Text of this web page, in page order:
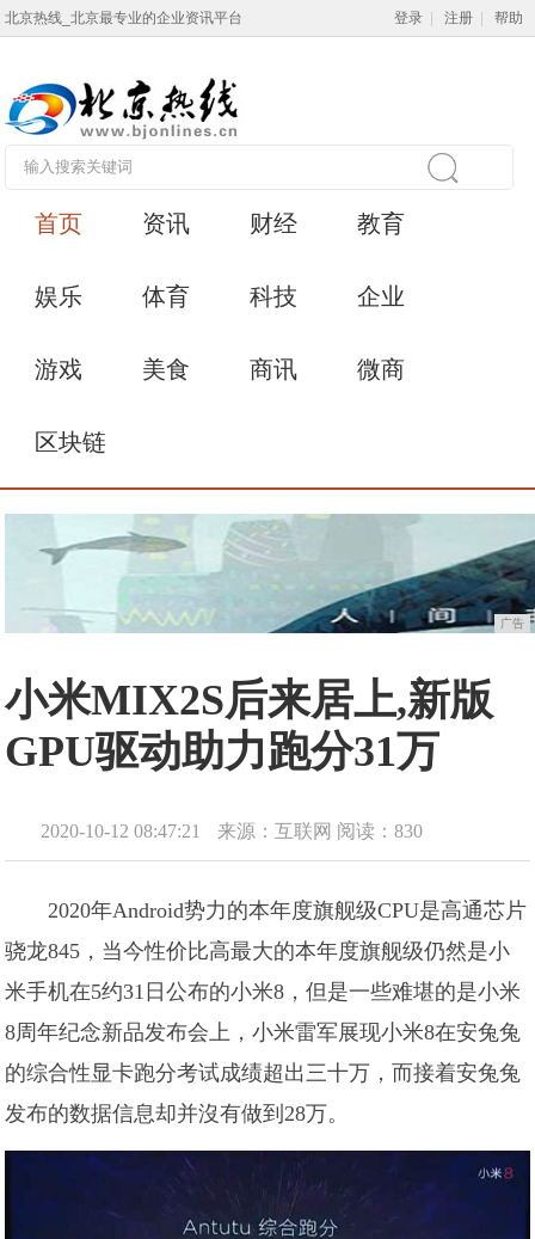
北京热线_北京最专业的企业资讯平台 登录 注册 帮助
首页 资讯 财经 教育
娱乐 体育 科技 企业
游戏 美食 商讯 微商
区块链
广告
小米MIX2S后来居上,新版
GPU驱动助力跑分31万
2020-10-12 08:47:21 来源：互联网 阅读：830
2020年Android势力的本年度旗舰级CPU是高通芯片
骁龙845，当今性价比高最大的本年度旗舰级仍然是小
米手机在5约31日公布的小米8，但是一些难堪的是小米
8周年纪念新品发布会上，小米雷军展现小米8在安兔兔
的综合性显卡跑分考试成绩超出三十万，而接着安兔兔
发布的数据信息却并沒有做到28万。